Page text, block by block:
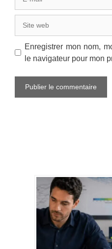
mail
web
Enregistrer mon nom,
le navigateur pour mon